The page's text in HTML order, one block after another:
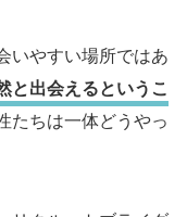
いやすい場所ではあ
と出会えるというこ
たちは一体どうやっ